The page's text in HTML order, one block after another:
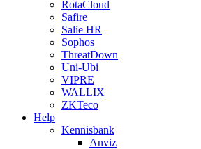
RotaCloud
Safire
Salie HR
Sophos
ThreatDown
Uni-Ubi
VIPRE
WALLIX
ZKTeco
Help
Kennisbank
Anviz